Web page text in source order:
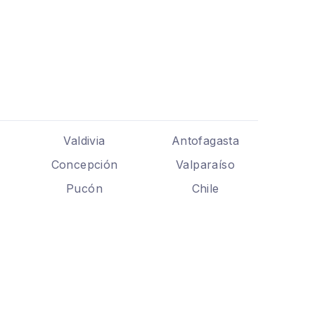
Valdivia
Antofagasta
Concepción
Valparaíso
Pucón
Chile